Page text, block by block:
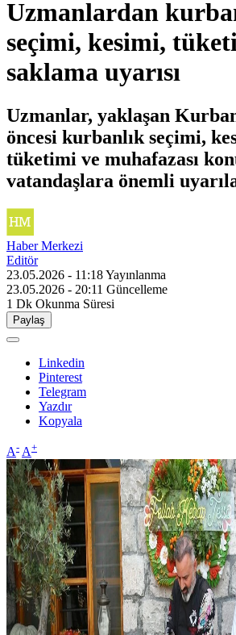
Uzmanlardan
seçimi, kesimi,
saklama uyarısı
Uzmanlar, yaklaşan
öncesi kurbanlık seçimi,
tüketimi ve muhafazası
vatandaşlara önemli
Haber Merkezi
Editör
23.05.2026 - 11:18Yayınlanma
23.05.2026 - 20:11 Güncelleme
1 Dk Okunma Süresi
Paylaş
Linkedin
Pinterest
Telegram
Yazdır
Kopyala
A- A+